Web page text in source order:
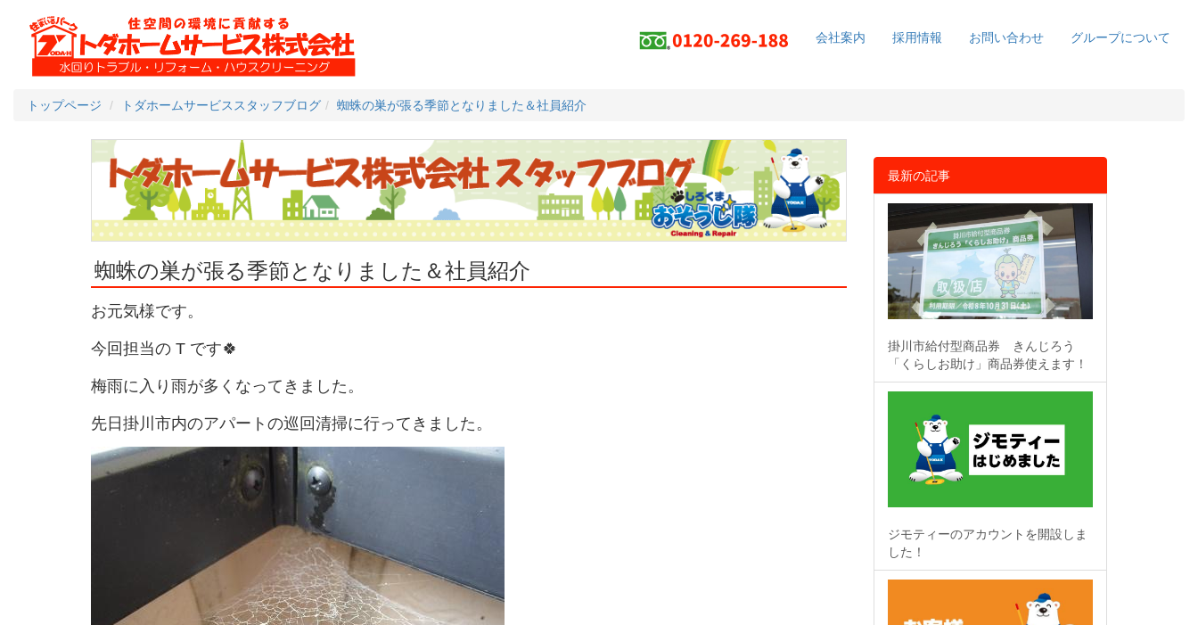
会社案内 採用情報 お問い合わせ グループについて
トップページ トダホームサービススタッフブログ 蜘蛛の巣が張る季節となりました＆社員紹介
蜘蛛の巣が張る季節となりました＆社員紹介
お元気様です。
今回担当の T です🍀
梅雨に入り雨が多くなってきました。
先日掛川市内のアパートの巡回清掃に行ってきました。
最新の記事
掛川市給付型商品券 きんじろう
「くらしお助け」商品券使えます！
ジモティーのアカウントを開設しま
した！